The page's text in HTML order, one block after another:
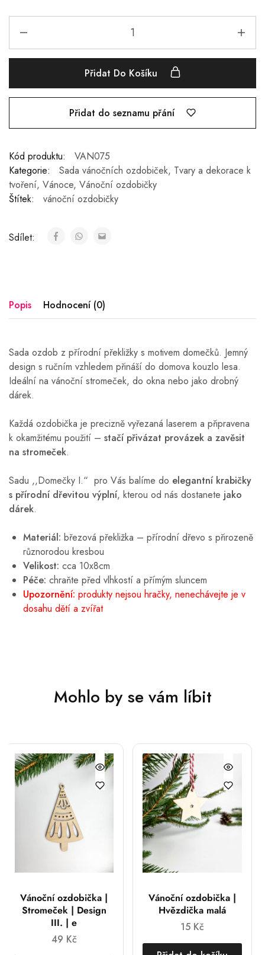
Přidat Do Košíku
Přidat do seznamu přání
Kód produktu:
VAN075
Kategorie:
Sada vánočních ozdobiček, Tvary a dekorace k
tvoření, Vánoce, Vánoční ozdobičky
Štítek:
vánoční ozdobičky
Sdílet:
Popis Hodnocení (0)
Sada ozdob z přírodní překližky s motivem domečků. Jemný
design s ručním vzhledem přináší do domova kouzlo lesa.
Ideální na vánoční stromeček, do okna nebo jako drobný
dárek.
Každá ozdobička je precizně vyřezaná laserem a připravena
k okamžitému použití – stačí přivázat provázek a zavěsit
na stromeček.
Sadu ,,Domečky I.“ pro Vás balíme do elegantní krabičky
s přírodní dřevitou výplní, kterou od nás dostanete jako
dárek.
Materiál: březová překližka – přírodní dřevo s přirozeně
různorodou kresbou
Velikost: cca 10x8cm
Péče: chraňte před vlhkostí a přímým sluncem
Upozornění: produkty nejsou hračky, nenechávejte je v
dosahu dětí a zvířat
Mohlo by se vám líbit
Vánoční ozdobička |
Stromeček | Design
III. | e
49 Kč
Vánoční ozdobička |
Hvězdička malá
15 Kč